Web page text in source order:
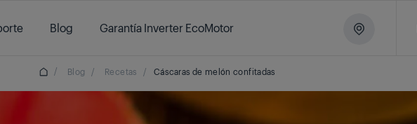
Blog Garantía Inverter EcoMotor
/ Blog / Recetas / Cáscaras de melón confitadas